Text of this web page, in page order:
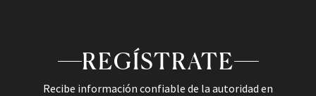
REGÍSTRATE
Recibe información confiable de la autoridad en